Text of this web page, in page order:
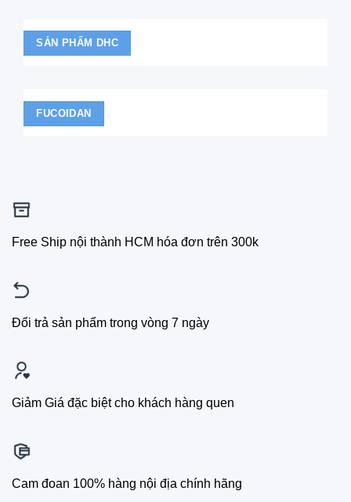
SẢN PHẨM DHC
FUCOIDAN
Free Ship nội thành HCM hóa đơn trên 300k
Đổi trả sản phẩm trong vòng 7 ngày
Giảm Giá đặc biệt cho khách hàng quen
Cam đoan 100% hàng nội địa chính hãng